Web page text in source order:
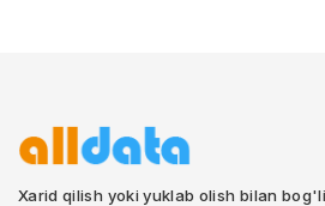
Xarid qilish yoki yuklab olish bilan